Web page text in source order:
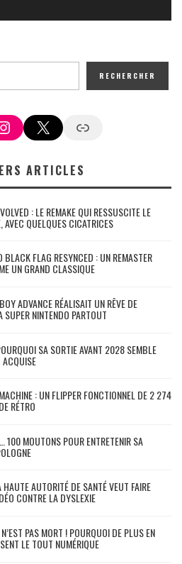
RECHERCHER
X Google News
ARTICLES
: LE REMAKE QUI RESSUSCITE LE
QUELQUES CICATRICES
BLACK FLAG RESYNCED : UN REMASTER
UN GRAND CLASSIQUE
ADVANCE RÉALISAIT UN RÊVE DE
SUPER NINTENDO PARTOUT
SA SORTIE AVANT 2028 SEMBLE
ACQUISE
: UN FLIPPER FONCTIONNEL DE 2 274
RÉTRO
100 MOUTONS POUR ENTRETENIR SA
AUTORITÉ DE SANTÉ VEUT FAIRE
CONTRE LA DYSLEXIE
PAS MORT ! POURQUOI DE PLUS EN
LE TOUT NUMÉRIQUE